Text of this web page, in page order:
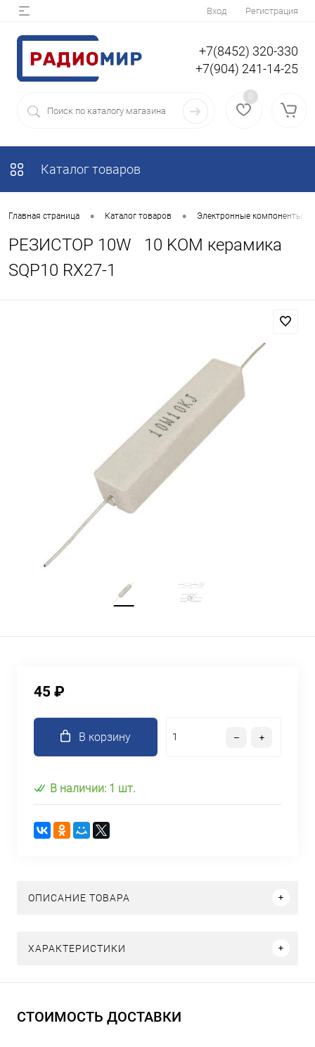
Вход Регистрация
+7(8452) 320-330
+7(904) 241-14-25
0
Каталог товаров
Главная страница • Каталог товаров • Электронные компоненты
РЕЗИСТОР 10W 10 KOM керамика
SQP10 RX27-1
45 ₽
В корзину
В наличии: 1 шт.
ОПИСАНИЕ ТОВАРА
ХАРАКТЕРИСТИКИ
СТОИМОСТЬ ДОСТАВКИ